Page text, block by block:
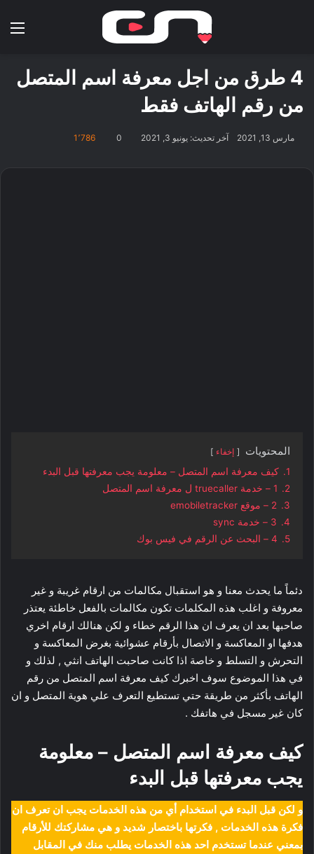
4 طرق من اجل معرفة اسم المتصل
من رقم الهاتف فقط
مارس 13, 2021 آخر تحديث: يونيو 3, 2021 0 1٬786
المحتويات إخفاء
1.
كيف معرفة اسم المتصل – معلومة يجب معرفتها قبل البدء
2.
1 – خدمة truecaller ل معرفة اسم المتصل
3.
2 – موقع emobiletracker
4.
3 – خدمة sync
5.
4 – البحث عن الرقم في فيس بوك
دئماً ما يحدث معنا و هو استقبال مكالمات من ارقام غريبة و غير
معروفة و اغلب هذه المكلمات تكون مكالمات بالفعل خاطئة يعتذر
صاحبها بعد ان يعرف ان هذا الرقم خطاء و لكن هنالك ارقام اخري
هدفها او المعاكسة و الاتصال بأرقام عشوائية بغرض المعاكسة و
التحرش و التسلط و خاصة اذا كانت صاحبت الهاتف انثي , لذلك و
في هذا الموضوع سوف اخبرك كيف معرفة اسم المتصل من رقم
الهاتف بأكثر من طريقة حتي تستطيع التعرف علي هوية المتصل و ان
كان غير مسجل في هاتفك .
كيف معرفة اسم المتصل – معلومة
يجب معرفتها قبل البدء
و لكن قبل البدء في استخدام أي من هذه الخدمات يجب ان تعرف ان
فكرة هذه الخدمات , فكرتها باختصار شديد و هي مشاركتك للأرقام
بمعني عندما تستخدم احد هذه الخدمات يطلب منك في المقابل